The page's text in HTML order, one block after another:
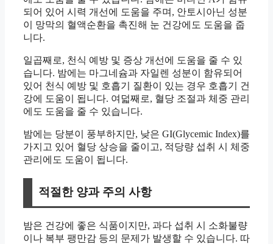
되어 있어 시력 개선에 도움을 주며, 안토시아닌 성분
이 망막의 혈액순환을 촉진해 눈 건강에도 도움을 줍
니다.
일곱째로, 천식 예방 및 증상 개선에 도움을 줄 수 있
습니다. 밤에는 마그네슘과 자일렌 성분이 함유되어
있어 천식 예방 및 호흡기 질환이 있는 경우 호흡기 건
강에 도움이 됩니다. 여덟째로, 혈당 조절과 체중 관리
에도 도움을 줄 수 있습니다.
밤에는 당분이 풍부하지만, 낮은 GI(Glycemic Index)를
가지고 있어 혈당 상승을 줄이고, 적당량 섭취 시 체중
관리에도 도움이 됩니다.
적절한 양과 주의 사항
밤은 건강에 좋은 식품이지만, 과다 섭취 시 소화불량
이나 복부 팽만감 등의 문제가 발생할 수 있습니다. 따